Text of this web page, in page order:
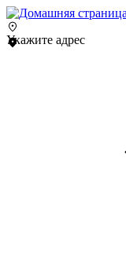
Укажите адрес